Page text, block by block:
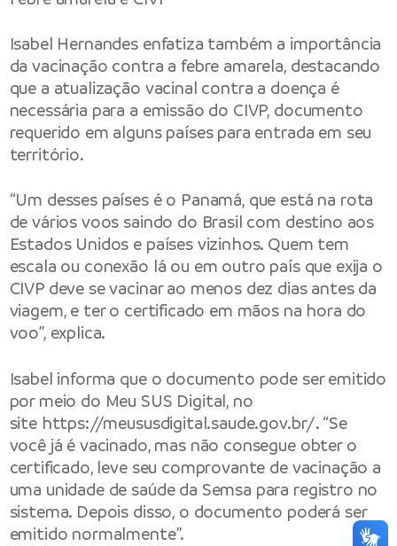
Isabel Hernandes enfatiza também a importância
da vacinação contra a febre amarela, destacando
que a atualização vacinal contra a doença é
necessária para a emissão do CIVP, documento
requerido em alguns países para entrada em seu
território.
“Um desses países é o Panamá, que está na rota
de vários voos saindo do Brasil com destino aos
Estados Unidos e países vizinhos. Quem tem
escala ou conexão lá ou em outro país que exija o
CIVP deve se vacinar ao menos dez dias antes da
viagem, e ter o certificado em mãos na hora do
voo”, explica.
Isabel informa que o documento pode ser emitido
por meio do Meu SUS Digital, no
site https://meususdigital.saude.gov.br/. “Se
você já é vacinado, mas não consegue obter o
certificado, leve seu comprovante de vacinação a
uma unidade de saúde da Semsa para registro no
sistema. Depois disso, o documento poderá ser
emitido normalmente”.